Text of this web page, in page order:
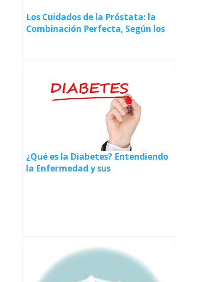
Los Cuidados de la Próstata: la
Combinación Perfecta, Según los
¿Qué es la Diabetes? Entendiendo
la Enfermedad y sus